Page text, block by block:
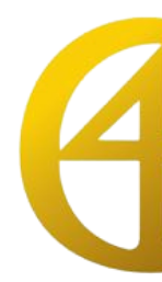
indhold